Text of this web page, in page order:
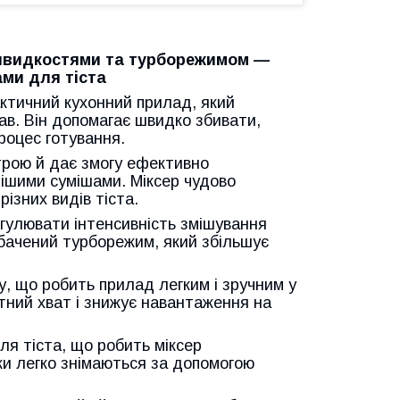
та турборежимом —
для тіста
кухонний прилад, який
Він допомагає швидко збивати,
готування.
й дає змогу ефективно
сумішами. Міксер чудово
видів тіста.
інтенсивність змішування
турборежим, який збільшує
що робить прилад легким і зручним у
хват і знижує навантаження на
тіста, що робить міксер
легко знімаються за допомогою